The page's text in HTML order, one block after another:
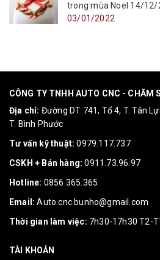
trong mùa Noel 14/12/
03/01/2022
CÔNG TY TNHH AUTO CNC - CHĂM
Địa chỉ: Đường DT 741, Tổ 4, T. Tân
T. Bình Phước
Tư vấn kỹ thuật: 0979.117.737
CSKH + Bán hàng: 0911.73.96.97
Hotline: 0856.365.365
Email: Auto.cnc.bunho@gmail.com
Thời gian làm việc: 7h30-17h30 T2-
TÀI KHOẢN